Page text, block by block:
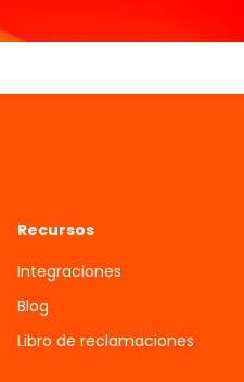
Recursos
Integraciones
Blog
Libro de reclamaciones